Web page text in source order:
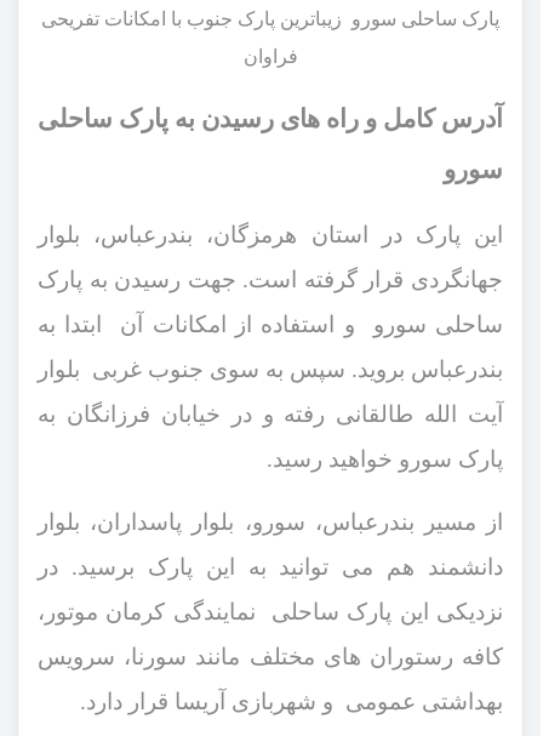
پارک ساحلی سورو زیباترین پارک جنوب با امکانات تفریحی
فراوان
آدرس کامل و راه‌ های رسیدن به پارک ساحلی
سورو
این پارک در استان هرمزگان، بندرعباس، بلوار
جهانگردی قرار گرفته است. جهت رسیدن به پارک
ساحلی سورو و استفاده از امکانات آن ابتدا به
بندرعباس بروید. سپس به سوی جنوب غربی بلوار
آیت الله طالقانی رفته و در خیابان فرزانگان به
پارک سورو خواهید رسید.
از مسیر بندرعباس، سورو، بلوار پاسداران، بلوار
دانشمند هم می ‌توانید به این پارک برسید. در
نزدیکی این پارک ساحلی نمایندگی کرمان موتور،
کافه رستورا‌ن ‌های مختلف مانند سورنا، سرویس
بهداشتی عمومی و شهربازی آریسا قرار دارد.